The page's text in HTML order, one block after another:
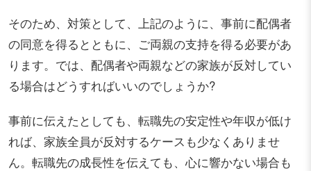
そのため、対策として、上記のように、事前に配偶者
の同意を得るとともに、ご両親の支持を得る必要があ
ります。では、配偶者や両親などの家族が反対してい
る場合はどうすればいいのでしょうか?
事前に伝えたとしても、転職先の安定性や年収が低け
れば、家族全員が反対するケースも少なくありませ
ん。転職先の成長性を伝えても、心に響かない場合も